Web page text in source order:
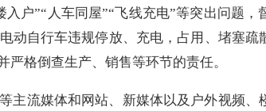
户”“人车同屋”“飞线充电”等突出问题
动自行车违规停放、充电，占用、堵塞
格倒查生产、销售等环节的责任。
主流媒体和网站、新媒体以及户外视频